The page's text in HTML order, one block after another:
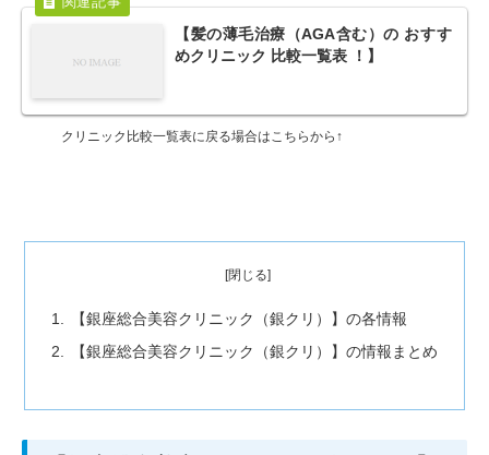
【髪の薄毛治療（AGA含む）の おすす
めクリニック 比較一覧表 ！】
クリニック比較一覧表に戻る場合はこちらから↑
【銀座総合美容クリニック（銀クリ）】の各情報
【銀座総合美容クリニック（銀クリ）】の情報まとめ